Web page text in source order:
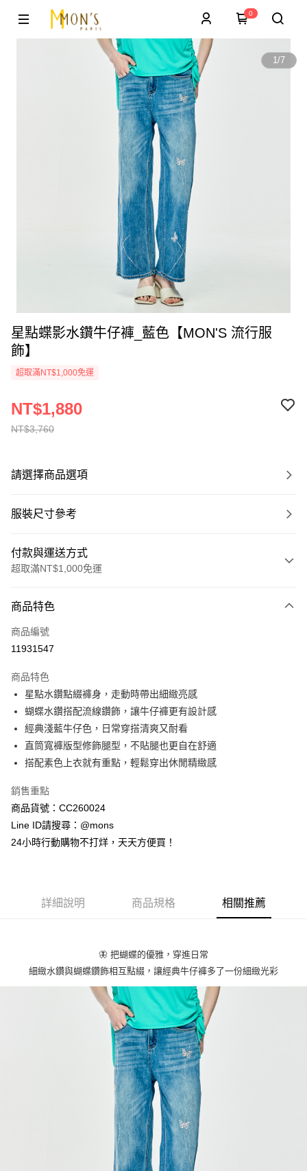
0
1/7
星點蝶影水鑽牛仔褲_藍色【MON'S 流行服
飾】
超取滿NT$1,000免運
NT$3,760
NT$1,880
請選擇商品選項
服裝尺寸參考
付款與運送方式
超取滿NT$1,000免運
信用卡一次付款
信用卡分期付款
合作金庫商業銀行
華南商業銀行
彰化商業銀行
上海商業儲蓄銀行
台北富邦商業銀行
國泰世華商業銀行
兆豐國際商業銀行
臺灣中小企業銀行
台中商業銀行
匯豐（台灣）商業銀行
華泰商業銀行
聯邦商業銀行
遠東國際商業銀行
元大商業銀行
台新國際商業銀行
台灣樂天信用卡公司
6 期 0 利率 每期
華南商業銀行
彰化商業銀行
上海商業儲蓄銀行
台北富邦商業銀行
國泰世華商業銀行
兆豐國際商業銀行
臺灣中小企業銀行
台中商業銀行
聯邦商業銀行
元大商業銀行
玉山商業銀行
台灣樂天信用卡公司
超商取貨付款
LINE Pay
Apple Pay
街口支付
悠遊付
AFTEE先享後付是「在收到商品之後才付款」的支付方式。 讓您購物簡單
３．安心：先確認商品／服務後，再付款。
１．於結帳方式選擇「AFTEE先享後付」後，將跳轉至「AFTEE先享後付」
結帳頁面，進行簡訊認證並確認金額後，即可完成結帳。
２．訂單成立數日內，您將收到繳費通知簡訊。
３．收到繳費通知簡訊後14天內，點擊此簡訊中的連結，可透過四大超商／
ATM／網路銀行／等多元方式進行付款，方視為交易完成。
※ 請注意：結帳手續完成當下不需立刻繳費，但若您需要取消訂單，請聯絡
購買商品的店家。未經商家同意取消之訂單仍視為有效，需透過AFTEE先享
※ 交易是否成功請以「AFTEE先享後付 」之結帳頁面顯示為準，若有關於
是否繳費成功／繳費後需取消欲退款等相關疑問，請聯繫「AFTEE先享後付
https://netprotections.freshdesk.com/support/home
１．透過由恩沛科技股份有限公司提供之「AFTEE先享後付」服務完成之交
易，需依本服務之必要範圍內提供個人資料，並將交易相關給付款項請求債
ATM付款
全家取貨付款
每筆NT$80，滿NT$1,000(含以上)免運費
每筆NT$80，滿NT$1,000(含以上)免運費
每筆NT$80，滿NT$1,000(含以上)免運費
每筆NT$80，滿NT$1,000(含以上)免運費
商品特色
商品編號
11931547
商品特色
星點水鑽點綴褲身，走動時帶出細緻亮感
蝴蝶水鑽搭配流線鑽飾，讓牛仔褲更有設計感
經典淺藍牛仔色，日常穿搭清爽又耐看
直筒寬褲版型修飾腿型，不貼腿也更自在舒適
搭配素色上衣就有重點，輕鬆穿出休閒精緻感
銷售重點
商品貨號：CC260024
Line ID請搜尋：@mons
24小時行動購物不打烊，天天方便買！
詳細說明 商品規格 相關推薦
🦋 把蝴蝶的優雅，穿進日常
細緻水鑽與蝴蝶鑽飾相互點綴，讓經典牛仔褲多了一份細緻光彩